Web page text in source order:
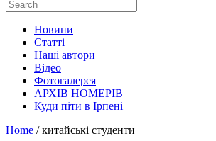
Новини
Статті
Наші автори
Відео
Фотогалерея
АРХІВ НОМЕРІВ
Куди піти в Ірпені
Home / китайські студенти